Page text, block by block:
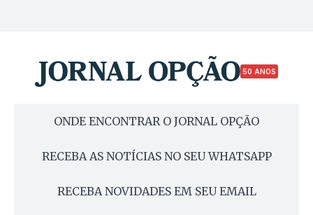
50 ANOS
ONDE ENCONTRAR O JORNAL OPÇÃO
RECEBA AS NOTÍCIAS NO SEU WHATSAPP
RECEBA NOVIDADES EM SEU EMAIL